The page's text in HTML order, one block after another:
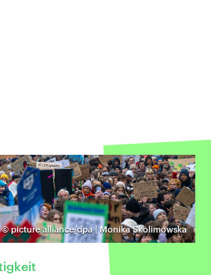
©picture alliance/dpa | Monika Skolimowska